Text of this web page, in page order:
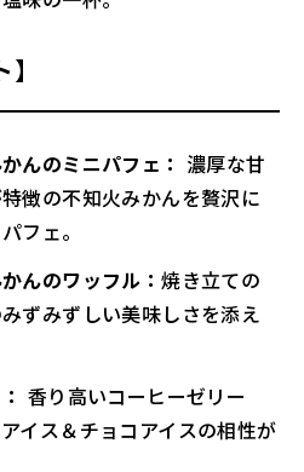
んのミニパフェ： 濃厚な甘
徴の不知火みかんを贅沢に
フェ。
んのワッフル：焼き立ての
ずみずしい美味しさを添え
香り高いコーヒーゼリー
イス＆チョコアイスの相性が